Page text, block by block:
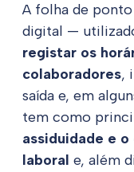
A folha de
digital —
registar os
colaboradores,
saída e, em
tem como
assiduidade e
laboral e, além